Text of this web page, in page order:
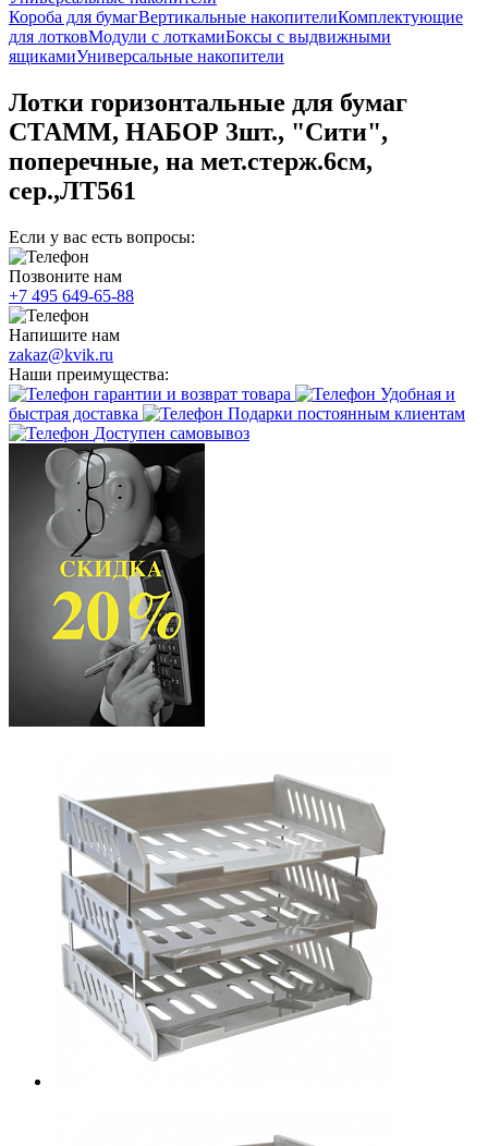
Короба для бумагВертикальные накопителиКомплектующие
для лотковМодули с лоткамиБоксы с выдвижными
ящикамиУниверсальные накопители
Лотки горизонтальные для бумаг
СТАММ, НАБОР 3шт., "Сити",
поперечные, на мет.стерж.6см,
сер.,ЛТ561
Если у вас есть вопросы:
Позвоните нам
+7 495 649-65-88
Напишите нам
zakaz@kvik.ru
Наши преимущества:
гарантии и возврат товара
Удобная и
быстрая доставка
Подарки постоянным клиентам
Доступен самовывоз